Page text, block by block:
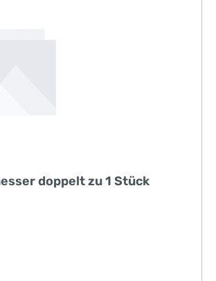
doppelt zu 1 Stück